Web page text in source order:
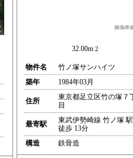
32.00m 2
物件名
竹ノ塚サンハイツ
築年
1984年03月
住所
東京都足立区竹の塚７
目
最寄駅
東武伊勢崎線 竹ノ塚 駅
徒歩 13分
構造
鉄骨造